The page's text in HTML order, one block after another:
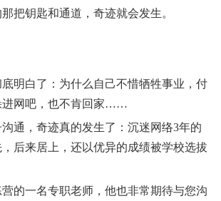
把钥匙和通道，奇迹就会发生。
明白了：为什么自己不惜牺牲事业，付
进网吧，也不肯回家……
通，奇迹真的发生了：沉迷网络3年的
后来居上，还以优异的成绩被学校选拔
的一名专职老师，他也非常期待与您沟